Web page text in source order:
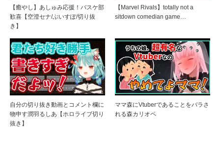
【癒やし】あしゅみ応援！バスケ部
歓喜【空澄セナ/ぶいすぽ/切り抜
き】
【Marvel Rivals】totally not a
sitdown comedian game…
自分の切り抜き動画とコメント欄に
物申す潤羽るしあ【ホロライブ切り
抜き】
ママ森にVtuberであることをバラさ
れる森カリオペ